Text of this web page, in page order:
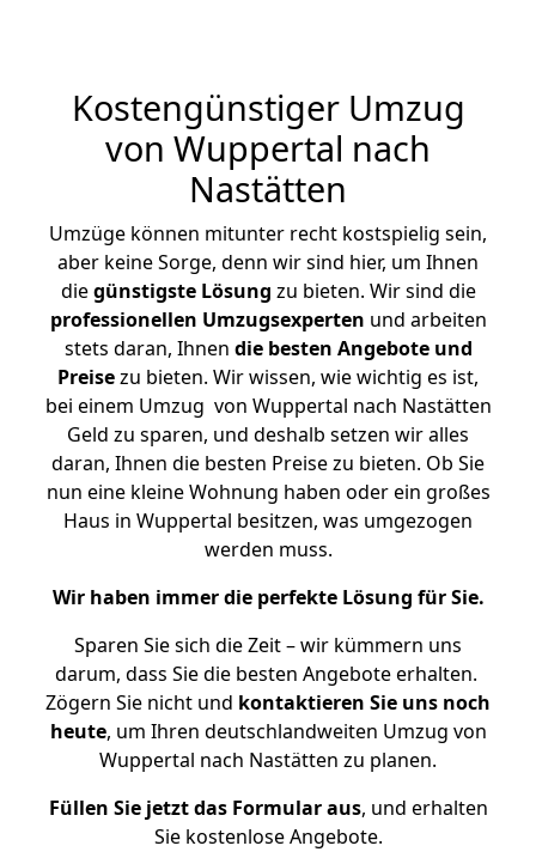
Kostengünstiger Umzug
von Wuppertal nach
Nastätten
Umzüge können mitunter recht kostspielig sein,
aber keine Sorge, denn wir sind hier, um Ihnen
diegünstigste Lösung zu bieten. Wir sind die
professionellen Umzugsexperten und arbeiten
stets daran, Ihnen die besten Angebote und
Preisezu bieten. Wir wissen, wie wichtig es ist,
bei einem Umzug von Wuppertal nach Nastätten
Geld zu sparen, und deshalb setzen wir alles
daran, Ihnen die besten Preise zu bieten. Ob Sie
nun eine kleine Wohnung haben oder ein großes
Haus in Wuppertal besitzen, was umgezogen
werden muss.
Wir haben immer die perfekte Lösung für Sie.
Sparen Sie sich die Zeit – wir kümmern uns
darum, dass Sie die besten Angebote erhalten.
Zögern Sie nicht und kontaktieren Sie uns noch
heute, um Ihren deutschlandweiten Umzug von
Wuppertal nach Nastätten zu planen.
Füllen Sie jetzt das Formular aus, und erhalten
Sie kostenlose Angebote.